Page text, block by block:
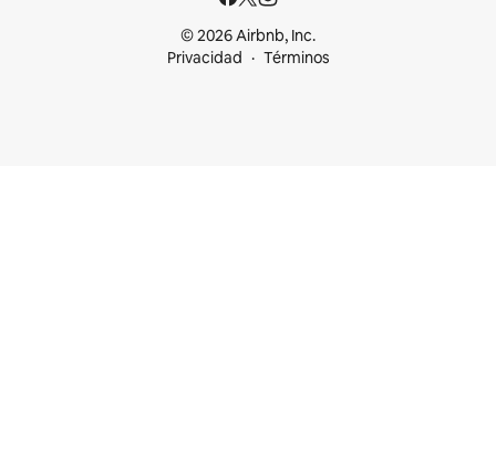
© 2026 Airbnb, Inc.
Privacidad
Términos